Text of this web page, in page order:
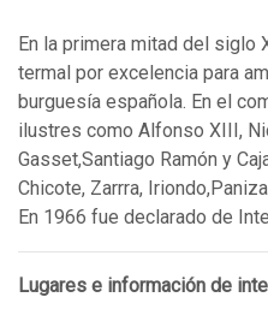
En la primera mitad del siglo
termal por excelencia para
burguesía española. En el
ilustres como Alfonso XIII,
Gasset,Santiago Ramón y
Chicote, Zarrra,
En 1966 fue declarado de
Lugares e información de